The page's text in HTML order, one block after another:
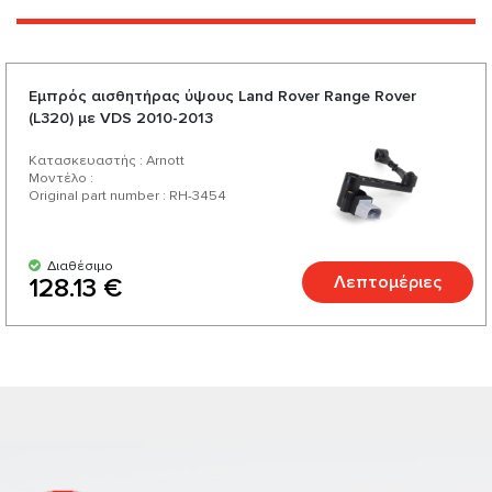
Εμπρός αισθητήρας ύψους Land Rover Range Rover
(L320) με VDS 2010-2013
Κατασκευαστής : Arnott
Μοντέλο :
Original part number : RH-3454
Διαθέσιμο
128.13 € Λεπτομέριες